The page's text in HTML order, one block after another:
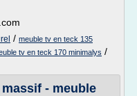
/ meuble tv en teck 135
tv en teck 170 minimalys /
- meuble